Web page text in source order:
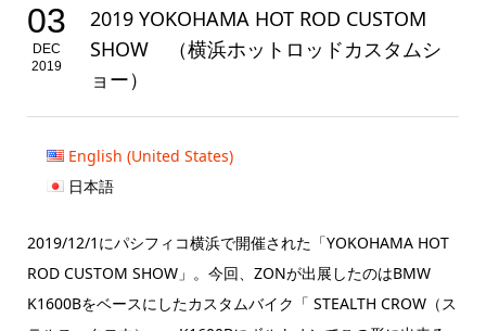
03
DEC
2019
2019 YOKOHAMA HOT ROD CUSTOM
SHOW （横浜ホットロッドカスタムシ
ョー）
English (United States)
日本語
2019/12/1にパシフィコ横浜で開催された「YOKOHAMA HOT
ROD CUSTOM SHOW」。今回、ZONが出展したのはBMW
K1600Bをベースにしたカスタムバイク「 STEALTH CROW（ス